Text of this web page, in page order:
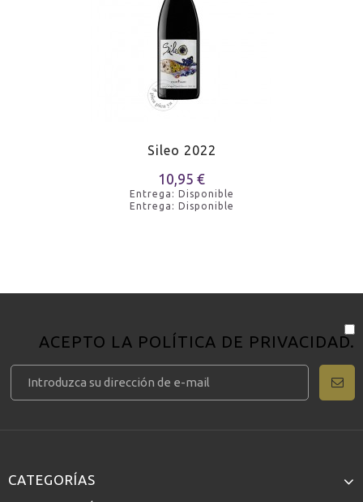
Sileo 2022
10,95 €
Entrega: Disponible
Entrega: Disponible
ACEPTO LA POLÍTICA DE PRIVACIDAD.
CATEGORÍAS